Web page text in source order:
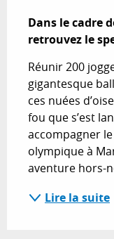
Dans le cadre
retrouvez le
Réunir 200
gigantesque
ces nuées
fou que s’est
accompagner
olympique à
aventure hors-
Lire la suite